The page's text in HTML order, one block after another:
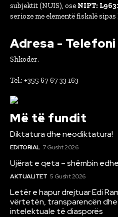
subjektit (NUIS), ose NIPT:
serioze me elementë fiskalë
Adresa - Telefoni
Shkoder.
Tel.: +355 67 67 33 163
Më të fundit
Diktatura dhe neodiktatura!
EDITORIAL 7 Gusht 2026
Ujërat e qeta – shëmbin
AKTUALITET 5 Gusht 2026
Letër e hapur drejtuar Edi
vërtetën, transparencën
intelektuale të diasporës